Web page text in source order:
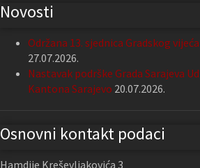
Novosti
Održana 13. sjednica Gradskog
27.07.2026.
Nastavak podrške Grada Sarajeva
Kantona Sarajevo 20.07.2026.
Osnovni kontakt podaci
Hamdije Kreševljakovića 3